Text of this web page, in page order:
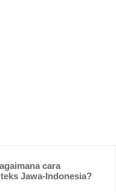
cara
Jawa-Indonesia?